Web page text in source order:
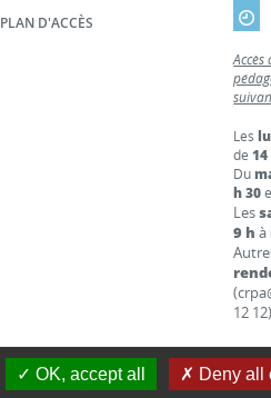
PLAN D'ACCÈS
Accès
Les
de
Du
h 30
Les
9 h à
12
MENTIONS LÉGALES
OK, accept all Deny all